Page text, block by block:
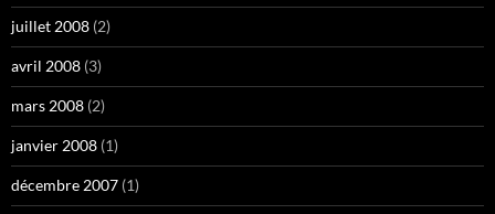
juillet 2008 (2)
avril 2008 (3)
mars 2008 (2)
janvier 2008 (1)
décembre 2007 (1)